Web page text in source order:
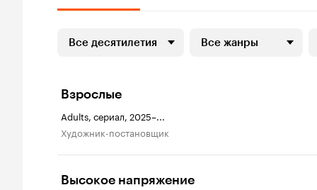
Все десятилетия Все жанры
Взрослые
Adults, сериал, 2025–...
Художник-постановщик
Высокое напряжение